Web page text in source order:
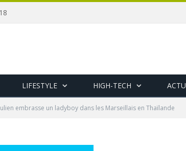
LIFESTYLE HIGH-TECH ACTU
embrasse un ladyboy dans les Marseillais en Thaïlande